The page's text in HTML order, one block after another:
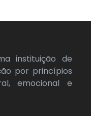
instituição de
por princípios
emocional e